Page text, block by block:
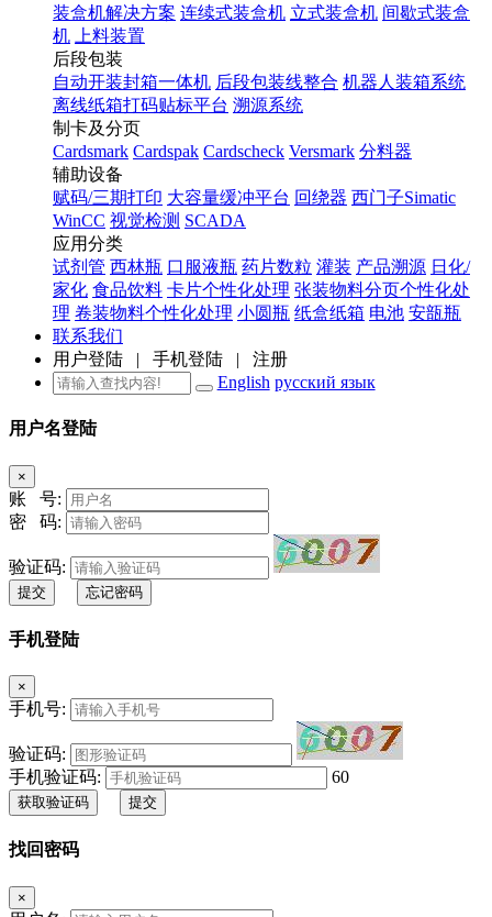
装盒机解决方案 连续式装盒机 立式装盒机 间歇式装盒
机
上料装置
后段包装
自动开装封箱一体机 后段包装线整合 机器人装箱系统
离线纸箱打码贴标平台 溯源系统
制卡及分页
Cardsmark Cardspak Cardscheck Versmark 分料器
辅助设备
赋码/三期打印 大容量缓冲平台 回绕器 西门子Simatic
WinCC 视觉检测 SCADA
应用分类
试剂管 西林瓶 口服液瓶 药片数粒 灌装 产品溯源 日化/
家化 食品饮料 卡片个性化处理 张装物料分页个性化处
理 卷装物料个性化处理 小圆瓶 纸盒纸箱 电池 安瓿瓶
联系我们
用户登陆 | 手机登陆 | 注册
English русский язык
用户名登陆
×
账 号:
密 码:
验证码:
提交 忘记密码
手机登陆
×
手机号:
验证码:
手机验证码:
60
获取验证码 提交
找回密码
×